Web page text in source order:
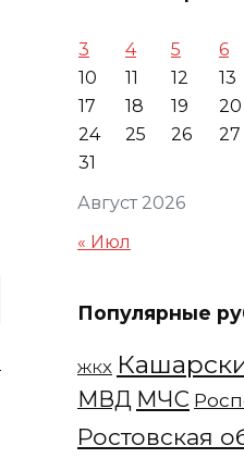
Август 2026
3
4 5 6
10
11 12 13
17
18 19 20
24
25 26 27
31
« Июл
Популярные
ЖКХ
МВД МЧС
Ростовская